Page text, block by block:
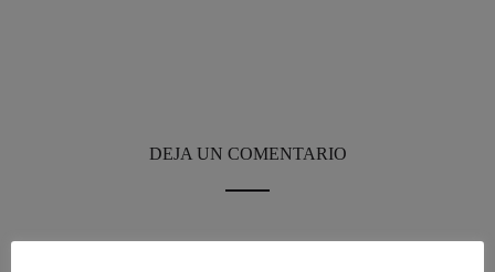
DEJA UN COMENTARIO